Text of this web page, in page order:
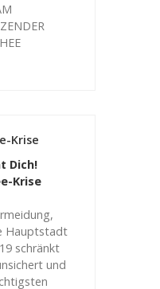
Krise
Dich!
Krise
Hauptstadt
schränkt
und